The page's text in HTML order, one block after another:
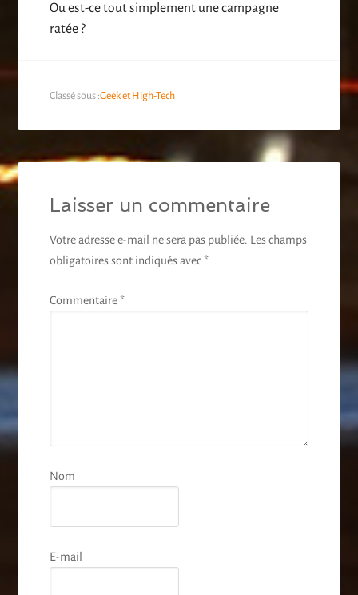
Ou est-ce tout simplement une campagne
ratée ?
Classé sous :Geek et High-Tech
Laisser un commentaire
Votre adresse e-mail ne sera pas publiée. Les champs
obligatoires sont indiqués avec*
Commentaire*
Nom
E-mail